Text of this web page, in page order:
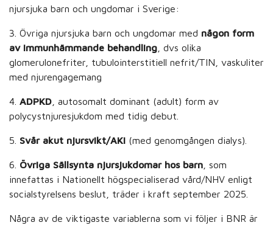
njursjuka barn och ungdomar i Sverige:
3. Övriga njursjuka barn och ungdomar med någon form
av immunhämmande behandling , dvs olika
glomerulonefriter, tubulointerstitiell nefrit/TIN, vaskuliter
med njurengagemang
4. ADPKD , autosomalt dominant (adult) form av
polycystnjuresjukdom med tidig debut.
5. Svår akut njursvikt/AKI (med genomgången dialys).
6. Övriga Sällsynta njursjukdomar hos barn , som
innefattas i Nationellt högspecialiserad vård/NHV enligt
socialstyrelsens beslut, träder i kraft september 2025.
Några av de viktigaste variablerna som vi följer i BNR är